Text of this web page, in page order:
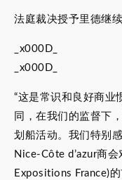
法庭裁决授予里德继
_x000D_
_x000D_
“这是常识和良好商业
同，在我们的监督下
划船活动。我们特别
Nice-Côte d’azur商会
Expositions France)